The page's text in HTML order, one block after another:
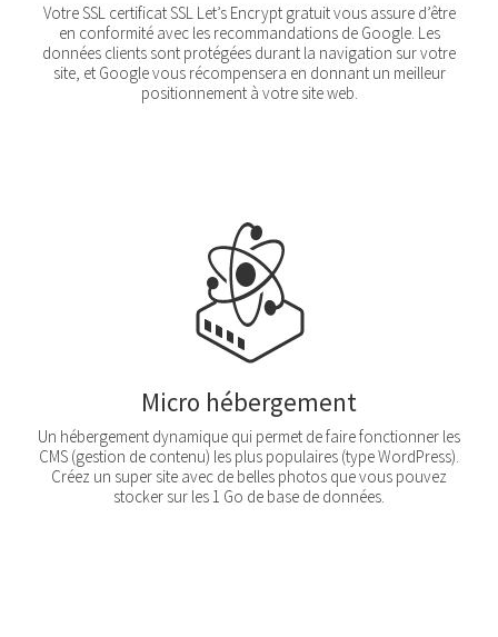
Votre SSL certificat SSL Let’s Encrypt gratuit vous assure d’être
en conformité avec les recommandations de Google. Les
données clients sont protégées durant la navigation sur votre
site, et Google vous récompensera en donnant un meilleur
positionnement à votre site web.
Micro hébergement
Un hébergement dynamique qui permet de faire fonctionner les
CMS (gestion de contenu) les plus populaires (type WordPress).
Créez un super site avec de belles photos que vous pouvez
stocker sur les 1 Go de base de données.